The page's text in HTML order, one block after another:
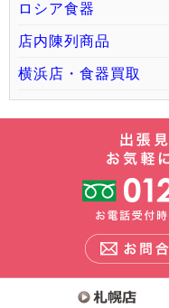
ロシア食器
店内陳列商品
横浜店・食器買取